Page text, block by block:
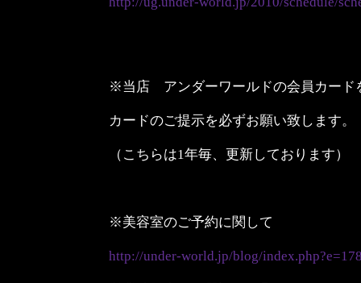
※当店 アンダーワールドの会員カード
カードのご提示を必ずお願い致します。
（こちらは1年毎、更新しております）
※美容室のご予約に関して
http://under-world.jp/blog/